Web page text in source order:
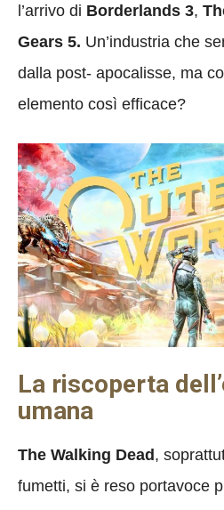
l’arrivo di Borderlands 3,
Gears 5. Un’industria che
dalla post- apocalisse, ma
elemento così efficace?
La riscoperta
umana
The Walking Dead,
fumetti, si è reso portavoce